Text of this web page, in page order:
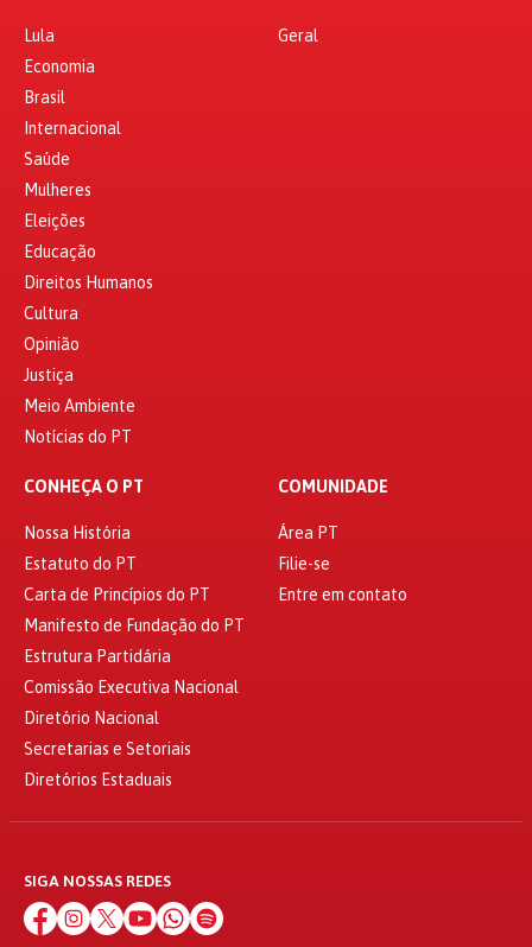
Lula
Economia
Brasil
Internacional
Saúde
Mulheres
Eleições
Educação
Direitos Humanos
Cultura
Opinião
Justiça
Meio Ambiente
Notícias do PT
Geral
CONHEÇA O PT
Nossa História
Estatuto do PT
Carta de Princípios do PT
Manifesto de Fundação do PT
Estrutura Partidária
Comissão Executiva Nacional
Diretório Nacional
Secretarias e Setoriais
Diretórios Estaduais
COMUNIDADE
Área PT
Filie-se
Entre em contato
SIGA NOSSAS REDES